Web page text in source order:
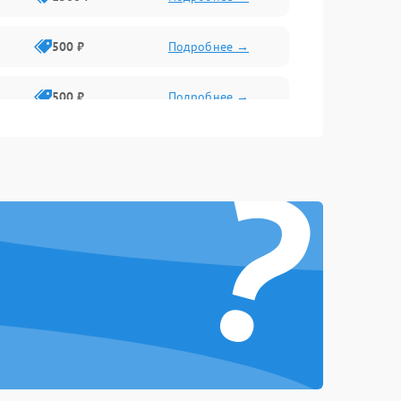
500 ₽ Подробнее →
500 ₽ Подробнее →
1500 ₽ Подробнее →
Подробнее →
Подробнее →
?